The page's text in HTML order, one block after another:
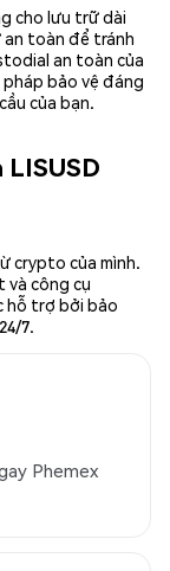
cho lưu trữ dài
an toàn để tránh
an toàn của
pháp bảo vệ đáng
của bạn.
LISUSD
crypto của mình.
công cụ
hỗ trợ bởi bảo
7.
Phemex